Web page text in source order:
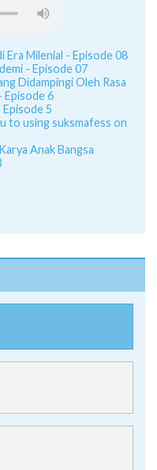
Era Milenial - Episode 08
- Episode 07
Didampingi Oleh Rasa
Episode 6
5
to using suksmafess on
Anak Bangsa